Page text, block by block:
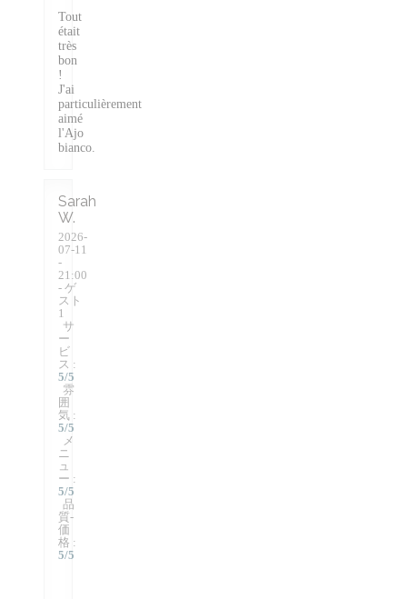
Tout
était
très
bon
!
J'ai
particulièrement
aimé
l'Ajo
bianco.
Sarah
W
2026-
07-11
-
21:00
- ゲ
スト
1
サ
ー
ビ
ス :
5/5
雰
囲
気 :
5/5
メ
ニ
ュ
ー :
5/5
品
質-
価
格 :
5/5